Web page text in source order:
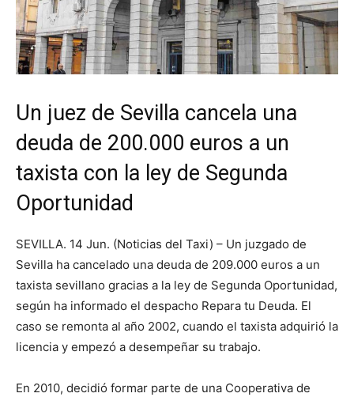
Un juez de Sevilla cancela una
deuda de 200.000 euros a un
taxista con la ley de Segunda
Oportunidad
SEVILLA. 14 Jun. (Noticias del Taxi) – Un juzgado de
Sevilla ha cancelado una deuda de 209.000 euros a un
taxista sevillano gracias a la ley de Segunda Oportunidad,
según ha informado el despacho Repara tu Deuda. El
caso se remonta al año 2002, cuando el taxista adquirió la
licencia y empezó a desempeñar su trabajo.
En 2010, decidió formar parte de una Cooperativa de